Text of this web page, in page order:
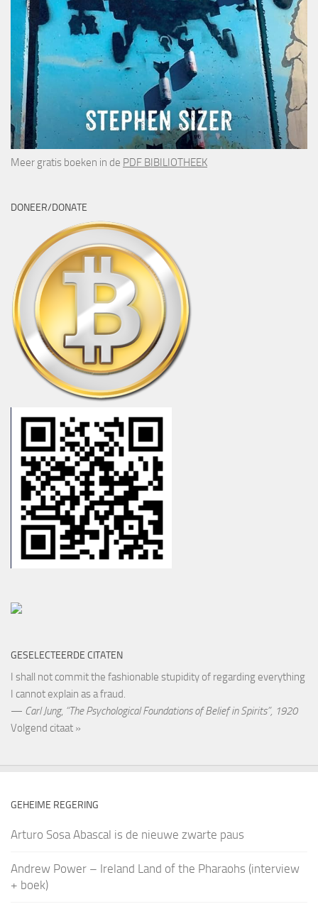
Meer gratis boeken in de PDF BIBILIOTHEEK
DONEER/DONATE
GESELECTEERDE CITATEN
I shall not commit the fashionable stupidity of regarding everything
I cannot explain as a fraud.
— Carl Jung, “The Psychological Foundations of Belief in Spirits”, 1920
Volgend citaat »
GEHEIME REGERING
Arturo Sosa Abascal is de nieuwe zwarte paus
Andrew Power – Ireland Land of the Pharaohs (interview
+ boek)